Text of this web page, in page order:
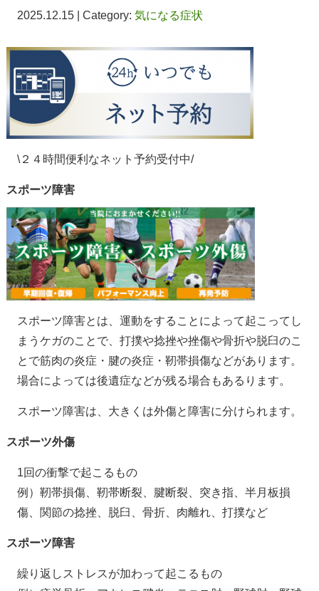
2025.12.15 | Category: 気になる症状
\２４時間便利なネット予約受付中/
スポーツ障害
スポーツ障害とは、運動をすることによって起こってし
まうケガのことで、打撲や捻挫や挫傷や骨折や脱臼のこ
とで筋肉の炎症・腱の炎症・靭帯損傷などがあります。
場合によっては後遺症などが残る場合もあるります。
スポーツ障害は、大きくは外傷と障害に分けられます。
スポーツ外傷
1回の衝撃で起こるもの
例）靭帯損傷、靭帯断裂、腱断裂、突き指、半月板損
傷、関節の捻挫、脱臼、骨折、肉離れ、打撲など
スポーツ障害
繰り返しストレスが加わって起こるもの